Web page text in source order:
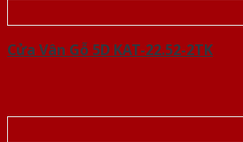
Cửa Vân Gỗ 5D KAT-22.52-2TK